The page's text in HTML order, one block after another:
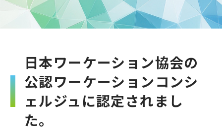
日本ワーケーション協会の
公認ワーケーションコンシ
ェルジュに認定されまし
た。